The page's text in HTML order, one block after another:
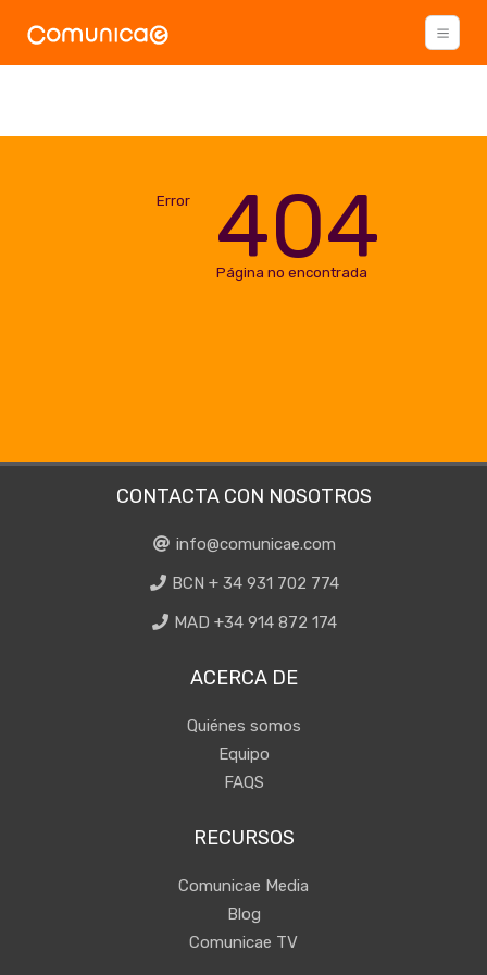
Error 404
Página no encontrada
CONTACTA CON NOSOTROS
info@comunicae.com
BCN + 34 931 702 774
MAD +34 914 872 174
ACERCA DE
Quiénes somos
Equipo
FAQS
RECURSOS
Comunicae Media
Blog
Comunicae TV